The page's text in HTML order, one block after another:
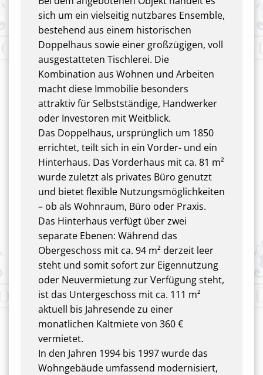
sich um ein vielseitig nutzbares Ensemble,
bestehend aus einem historischen
Doppelhaus sowie einer großzügigen, voll
ausgestatteten Tischlerei. Die
Kombination aus Wohnen und Arbeiten
macht diese Immobilie besonders
attraktiv für Selbstständige, Handwerker
oder Investoren mit Weitblick.
Das Doppelhaus, ursprünglich um 1850
errichtet, teilt sich in ein Vorder- und ein
Hinterhaus. Das Vorderhaus mit ca. 81 m²
wurde zuletzt als privates Büro genutzt
und bietet flexible Nutzungsmöglichkeiten
– ob als Wohnraum, Büro oder Praxis.
Das Hinterhaus verfügt über zwei
separate Ebenen: Während das
Obergeschoss mit ca. 94 m² derzeit leer
steht und somit sofort zur Eigennutzung
oder Neuvermietung zur Verfügung steht,
ist das Untergeschoss mit ca. 111 m²
aktuell bis Jahresende zu einer
monatlichen Kaltmiete von 360 €
vermietet.
In den Jahren 1994 bis 1997 wurde das
Wohngebäude umfassend modernisiert,